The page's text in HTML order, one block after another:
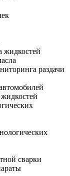
жидкостей
раздачи
сварки